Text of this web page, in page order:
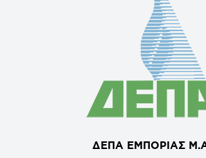
ΔΕΠΑ ΕΜΠΟΡΙΑΣ